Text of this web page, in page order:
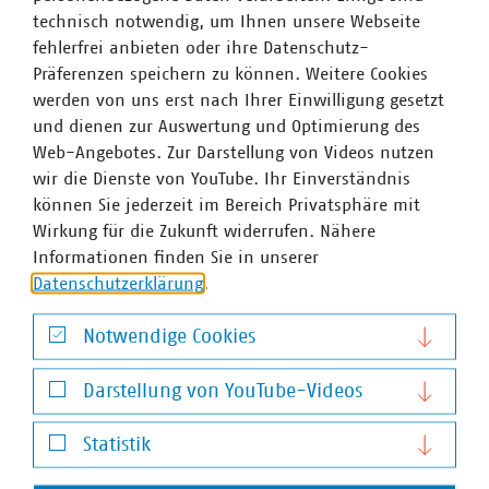
Unternehmen aktiv vor Ort gestaltet werden.
Die Ergebnisse der Sondierungen sind aus VKU-Sicht zu
begrüßen. In dem
Sondierungspapier bekennen sich
CDU und Grüne zum Ziel der Klimaneutralität unter
Gewährleistung von Versorgungsicherheit und
Energiepreisstabilität. Dazu werden richtige Themen
benannt. So sollen in den kommenden fünf Jahren
mindestens 1.000 zusätzliche Windkraftanlagen
entstehen und sämtliche für Photovoltaik geeignete
Flächen genutzt werden. Hierzu setzen sich beide
Parteien unter anderem die Abschaffung der pauschalen
1.000-Meter-Abstandsregelung zwischen
Windenergieanlagen und Wohnbebauungen sowie eine
Beschleunigung von Planungs- und
Genehmigungsverfahren zum Ziel.
Im Bereich der Umweltpolitik setzen CDU und Grüne auf
die Weiterentwicklung der Klimaanpassungsstrategie für
technisch notwendig, um Ihnen unsere Webseite
fehlerfrei anbieten oder ihre Datenschutz-
Präferenzen speichern zu können. Weitere Cookies
werden von uns erst nach Ihrer Einwilligung gesetzt
und dienen zur Auswertung und Optimierung des
Web-Angebotes. Zur Darstellung von Videos nutzen
wir die Dienste von YouTube. Ihr Einverständnis
können Sie jederzeit im Bereich Privatsphäre mit
Wirkung für die Zukunft widerrufen. Nähere
Informationen finden Sie in unserer
Datenschutzerklärung.
Notwendige Cookies
Notwendige Cookies
Darstellung von YouTube-Videos
Darstellung von YouTube-Videos
Statistik
Statistik